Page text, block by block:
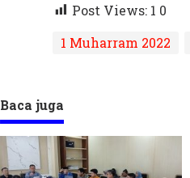
Post Views: 1 0
1 Muharram 2022
Baca juga